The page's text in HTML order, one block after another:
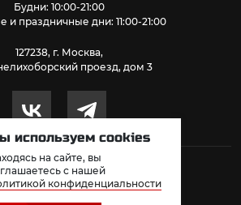
Будни: 10:00-21:00
и праздничные дни: 11:00-21:00
127238, г. Москва,
проезд, дом 3
GoRace. Все права защищены.
конфиденциальности
используем cookies
на сайте, вы
с нашей
конфиденциальности